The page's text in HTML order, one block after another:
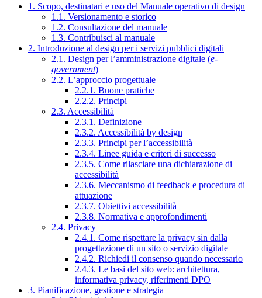
1. Scopo, destinatari e uso del Manuale operativo di design
1.1. Versionamento e storico
1.2. Consultazione del manuale
1.3. Contribuisci al manuale
2. Introduzione al design per i servizi pubblici digitali
2.1. Design per l’amministrazione digitale (e-
government)
2.2. L’approccio progettuale
2.2.1. Buone pratiche
2.2.2. Principi
2.3. Accessibilità
2.3.1. Definizione
2.3.2. Accessibilità by design
2.3.3. Principi per l’accessibilità
2.3.4. Linee guida e criteri di successo
2.3.5. Come rilasciare una dichiarazione di
accessibilità
2.3.6. Meccanismo di feedback e procedura di
attuazione
2.3.7. Obiettivi accessibilità
2.3.8. Normativa e approfondimenti
2.4. Privacy
2.4.1. Come rispettare la privacy sin dalla
progettazione di un sito o servizio digitale
2.4.2. Richiedi il consenso quando necessario
2.4.3. Le basi del sito web: architettura,
informativa privacy, riferimenti DPO
3. Pianificazione, gestione e strategia